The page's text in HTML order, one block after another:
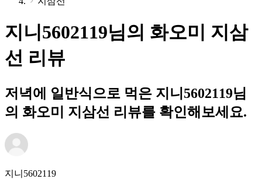
지니5602119님의 화오미 지삼
선 리뷰
저녁에 일반식으로 먹은 지니5602119님
의 화오미 지삼선 리뷰를 확인해보세요.
지니5602119